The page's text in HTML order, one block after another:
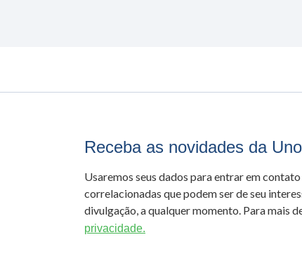
Receba as novidades da
Usaremos seus dados para entrar em
correlacionadas que podem ser de seu
divulgação, a qualquer momento. Para mais
privacidade.